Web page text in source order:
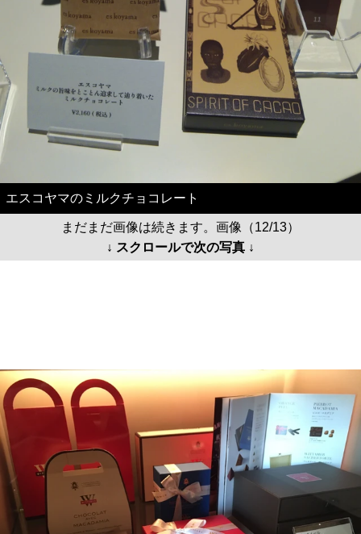
エスコヤマのミルクチョコレート
まだまだ画像は続きます。画像（12/13）
↓ スクロールで次の写真 ↓